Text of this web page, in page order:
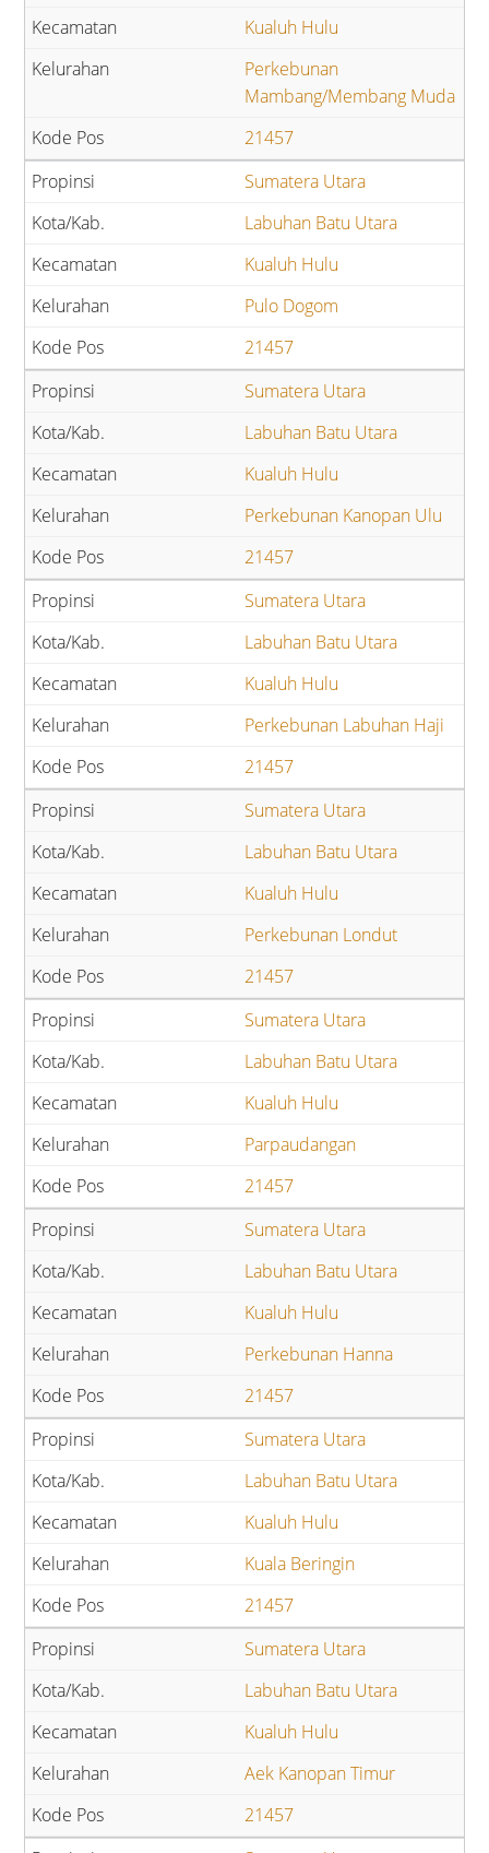
Kualuh Hulu
Perkebunan
Mambang/Membang Muda
21457
Sumatera Utara
Labuhan Batu Utara
Kualuh Hulu
Pulo Dogom
21457
Sumatera Utara
Labuhan Batu Utara
Kualuh Hulu
Perkebunan Kanopan Ulu
21457
Sumatera Utara
Labuhan Batu Utara
Kualuh Hulu
Perkebunan Labuhan Haji
21457
Sumatera Utara
Labuhan Batu Utara
Kualuh Hulu
Perkebunan Londut
21457
Sumatera Utara
Labuhan Batu Utara
Kualuh Hulu
Parpaudangan
21457
Sumatera Utara
Labuhan Batu Utara
Kualuh Hulu
Perkebunan Hanna
21457
Sumatera Utara
Labuhan Batu Utara
Kualuh Hulu
Kuala Beringin
21457
Sumatera Utara
Labuhan Batu Utara
Kualuh Hulu
Aek Kanopan Timur
21457